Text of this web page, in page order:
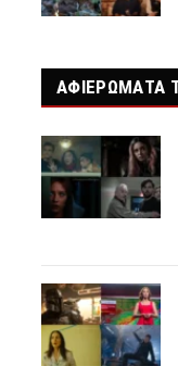
ΑΦΙΕΡΩΜΑΤΑ